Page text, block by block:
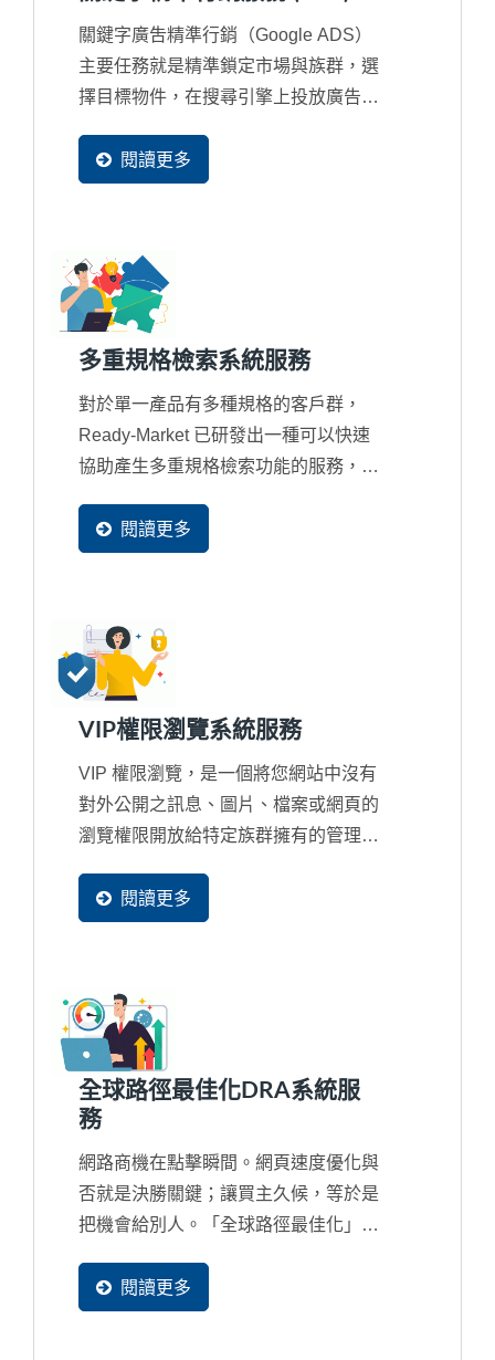
關鍵字廣吿精準行銷（Google ADS）
主要任務就是精準鎖定市場與族群，選
擇目標物件，在搜尋引擎上投放廣告，
而增加更多人潮來瀏覽網站。
閱讀更多
多重規格檢索系統服務
對於單一產品有多種規格的客戶群，
Ready-Market 已研發出一種可以快速
協助產生多重規格檢索功能的服務，不
取，並且還支援多國語系。這套多重規
格檢索系統，可協助外銷企業建立客製
以輕鬆篩選、搜尋，快速找到符合需求
的產品，大幅提升使用者體驗，進而增
加訂單機會。
閱讀更多
VIP權限瀏覽系統服務
VIP 權限瀏覽，是一個將您網站中沒有
對外公開之訊息、圖片、檔案或網頁的
瀏覽權限開放給特定族群擁有的管理系
給某些特定人士瀏覽時，就可以使用...
閱讀更多
全球路徑最佳化DRA系統服
務
網路商機在點擊瞬間。網頁速度優化與
否就是決勝關鍵；讓買主久候，等於是
把機會給別人。「全球路徑最佳化」可
覽您的網頁時都能獲得最佳連線路徑，
享受極速瀏覽體驗。幫助企業爭取每分
閱讀更多